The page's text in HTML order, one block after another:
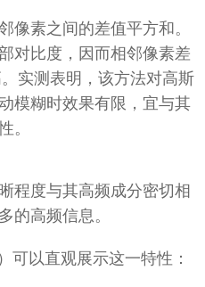
像素之间的差值平方和。
对比度，因而相邻像素差
实测表明，该方法对高斯
模糊时效果有限，宜与其
。
程度与其高频成分密切相
高频信息。
可以直观展示这一特性：